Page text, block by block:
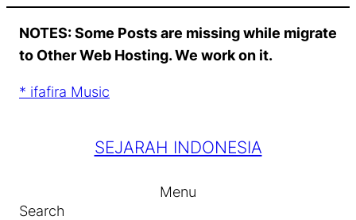
content
NOTES: Some Posts are missing while migrate
to Other Web Hosting. We work on it.
* ifafira Music
SEJARAH INDONESIA
Menu
Search